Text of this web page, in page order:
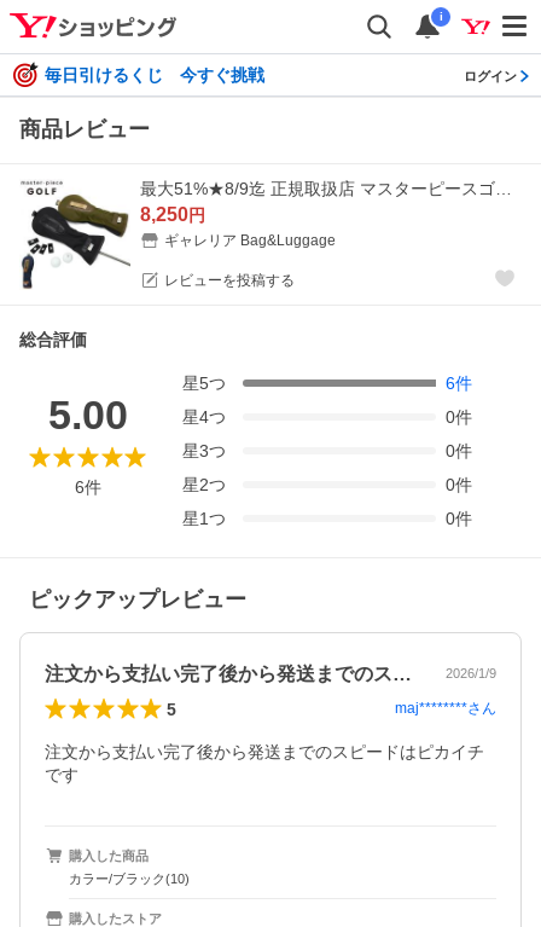
i
毎日引けるくじ 今すぐ挑戦 ログイン
商品レビュー
8,250円
ギャレリア Bag&Luggage
レビューを投稿する
総合評価
5.00
6件
星5つ 6件
星4つ 0件
星3つ 0件
星2つ 0件
星1つ 0件
ピックアップレビュー
注文から支払い完了後から発送までのスピ… 2026/1/9
5 maj********さん
注文から支払い完了後から発送までのスピードはピカイチ
です
購入した商品
カラー/ブラック(10)
購入したストア